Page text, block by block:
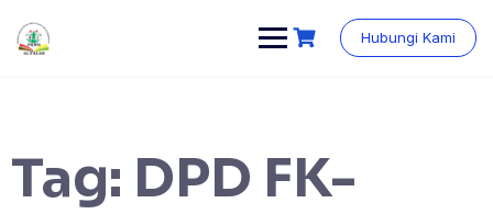
content
Hubungi Kami
Tag: DPD FK-